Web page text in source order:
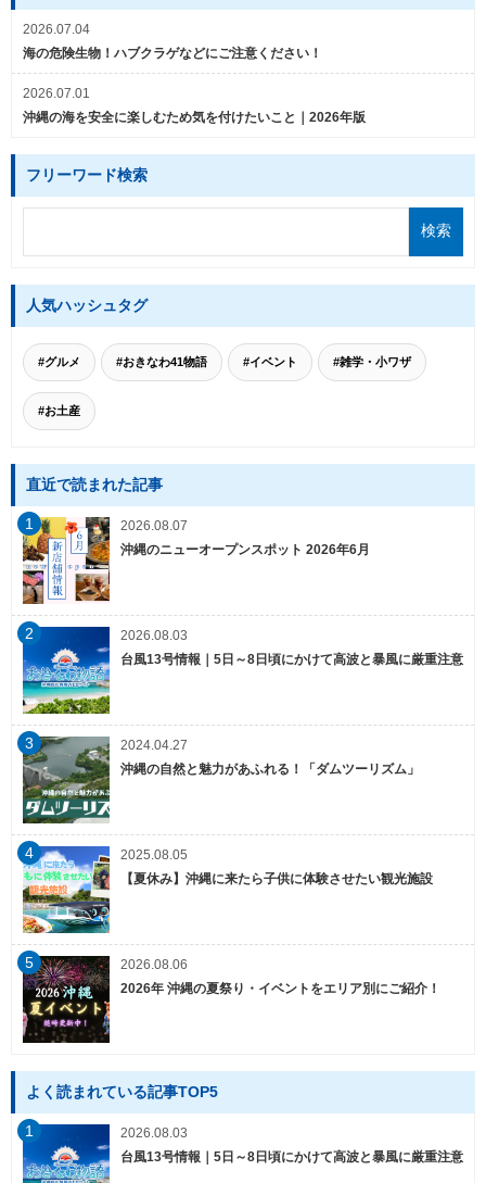
2026.07.04
海の危険生物！ハブクラゲなどにご注意ください！
2026.07.01
沖縄の海を安全に楽しむため気を付けたいこと｜2026年版
フリーワード検索
人気ハッシュタグ
#グルメ #おきなわ41物語 #イベント #雑学・小ワザ
#お土産
直近で読まれた記事
1
2026.08.07
沖縄のニューオープンスポット 2026年6月
2
2026.08.03
台風13号情報｜5日～8日頃にかけて高波と暴風に厳重注意
3
2024.04.27
沖縄の自然と魅力があふれる！「ダムツーリズム」
4
2025.08.05
【夏休み】沖縄に来たら子供に体験させたい観光施設
5
2026.08.06
2026年 沖縄の夏祭り・イベントをエリア別にご紹介！
よく読まれている記事TOP5
1
2026.08.03
台風13号情報｜5日～8日頃にかけて高波と暴風に厳重注意